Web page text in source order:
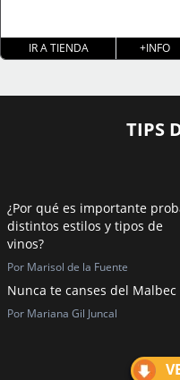
IR A TIENDA +INFO
TIPS
¿Por qué es importante
distintos estilos y tipos de
vinos?
Por Marisol de la Fuente
Nunca te canses del Malbec
Por Mariana Gil Juncal